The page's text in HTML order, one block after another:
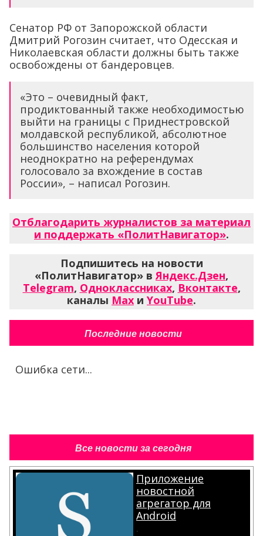
Сенатор РФ от Запорожской области
Дмитрий Рогозин считает, что Одесская и
Николаевская области должны быть также
освобождены от бандеровцев.
«Это – очевидный факт,
продиктованный также необходимостью
выйти на границы с Приднестровской
молдавской республикой, абсолютное
большинство населения которой
неоднократно на референдумах
голосовало за вхождение в состав
России», – написал Рогозин.
Отблагодарить журналистов за материал
и поддержать «ПолитНавигатор».
Подпишитесь на новости
«ПолитНавигатор» вЯндекс.Дзен,
Telegram, Одноклассниках, Вконтакте,
каналы Max и YouTube.
Последние новости
Ошибка сети...
Все новости за сегодня
Приложение
новостной
агрегатор для
Android
.